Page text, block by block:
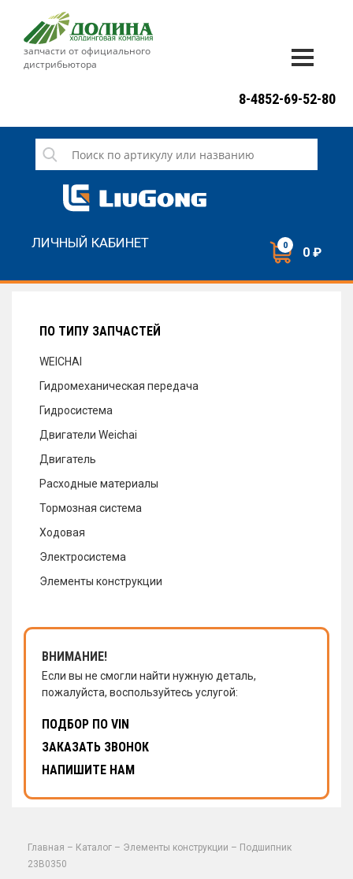
запчасти от официального
дистрибьютора
СЕРВИС
НОВОСТИ
8-4852-69-52-80
ЛИЧНЫЙ КАБИНЕТ 0 0 ₽
ПО ТИПУ ЗАПЧАСТЕЙ
WEICHAI
Гидромеханическая передача
Гидросистема
Двигатели Weichai
Двигатель
Расходные материалы
Тормозная система
Ходовая
Электросистема
Элементы конструкции
ВНИМАНИЕ!
Если вы не смогли найти нужную деталь,
пожалуйста, воспользуйтесь услугой:
ПОДБОР ПО VIN
ЗАКАЗАТЬ ЗВОНОК
НАПИШИТЕ НАМ
Главная – Каталог – Элементы конструкции – Подшипник
23В0350